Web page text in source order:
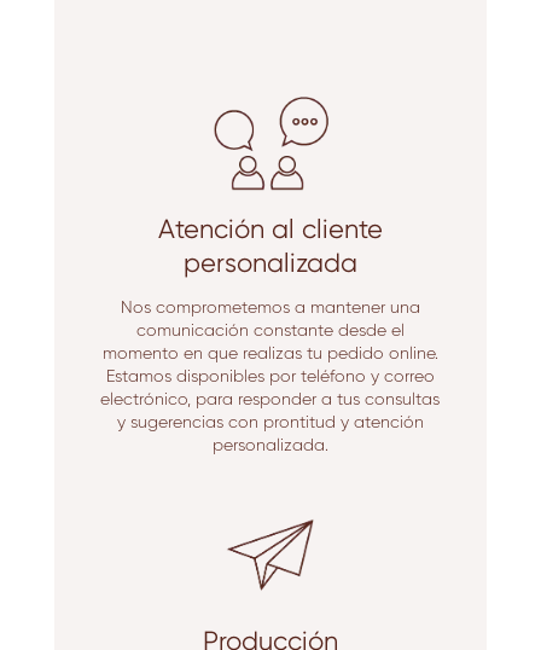
Atención al cliente
personalizada
Nos comprometemos a mantener una
comunicación constante desde el
momento en que realizas tu pedido online.
Estamos disponibles por teléfono y correo
electrónico, para responder a tus consultas
y sugerencias con prontitud y atención
personalizada.
Producción